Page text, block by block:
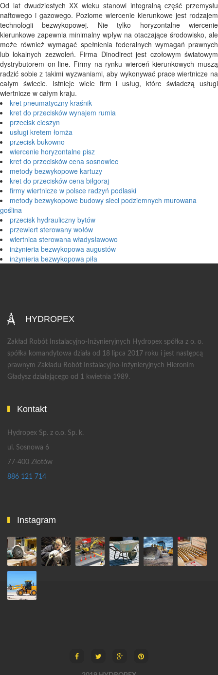
Od lat dwudziestych XX wieku stanowi integralną część przemysłu
naftowego i gazowego. Poziome wiercenie kierunkowe jest rodzajem
technologii bezwykopowej. Nie tylko horyzontalne wiercenie
kierunkowe zapewnia minimalny wpływ na otaczające środowisko, ale
może również wymagać spełnienia federalnych wymagań prawnych
lub lokalnych zezwoleń. Firma Dinodirect jest czołowym światowym
dystrybutorem on-line. Firmy na rynku wierceń kierunkowych muszą
radzić sobie z takimi wyzwaniami, aby wykonywać prace wiertnicze na
całym świecie. Istnieje wiele firm i usług, które świadczą usługi
wiertnicze w całym kraju.
kret pneumatyczny kraśnik
kret do przecisków wynajem rumia
przecisk cieszyn
usługi kretem łomża
przecisk bukowno
wiercenie horyzontalne pisz
kret do przecisków cena sosnowiec
metody bezwykopowe kartuzy
kret do przecisków cena biłgoraj
firmy wiertnicze w polsce radzyń podlaski
metody bezwykopowe budowy sieci podziemnych murowana
goślina
przecisk hydrauliczny bytów
przewiert sterowany wołów
wiertnica sterowana władysławowo
inżynieria bezwykopowa augustów
inżynieria bezwykopowa piła
HYDROPEX
Zakład Robót Instalacyjno-Inżynieryjnych Hydropex spółka z o. o.
spółka komandytowa działa od 18 lipca 2017 roku i jest następcą
prawnym Zakładu Robót Instalacyjno-Inżynieryjnych Hieronim
Gładysz działającego od 1 kwietnia 1989.
Kontakt
Hydropex Sp. z o.o. Sp. k.
ul. Sosnowa 6
77-400 Złotów
886 121 714
Instagram